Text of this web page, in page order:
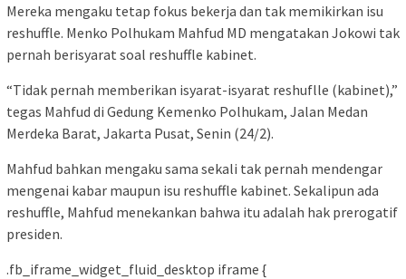
Mereka mengaku tetap fokus bekerja dan tak memikirkan isu
reshuffle. Menko Polhukam Mahfud MD mengatakan Jokowi tak
pernah berisyarat soal reshuffle kabinet.
“Tidak pernah memberikan isyarat-isyarat reshuflle (kabinet),”
tegas Mahfud di Gedung Kemenko Polhukam, Jalan Medan
Merdeka Barat, Jakarta Pusat, Senin (24/2).
Mahfud bahkan mengaku sama sekali tak pernah mendengar
mengenai kabar maupun isu reshuffle kabinet. Sekalipun ada
reshuffle, Mahfud menekankan bahwa itu adalah hak prerogatif
presiden.
.fb_iframe_widget_fluid_desktop iframe {